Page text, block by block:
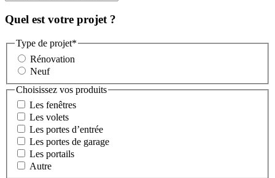
Quel est votre projet ?
Type de projet*
Rénovation
Neuf
Choisissez vos produits
Les fenêtres
Les volets
Les portes d’entrée
Les portes de garage
Les portails
Autre